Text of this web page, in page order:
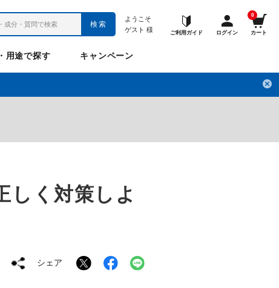
検索
ようこそ
ゲスト 様 ご利用ガイド ログイン
0
カート
フレックスパワー
ナップル
Anitto
チ プロメディアル
ギュット
デ・オウ
フレディ
用途で探す キャンペーン
しく対策しよ
シェア